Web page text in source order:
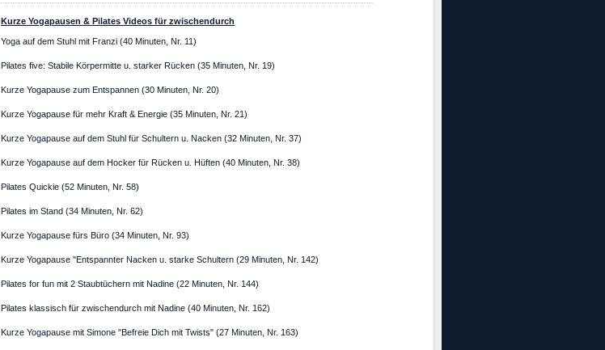
Kurze Yogapausen & Pilates Videos für zwischendurch
Yoga auf dem Stuhl mit Franzi (40 Minuten, Nr. 11)
Pilates five: Stabile Körpermitte u. starker Rücken (35 Minuten, Nr. 19)
Kurze Yogapause zum Entspannen (30 Minuten, Nr. 20)
Kurze Yogapause für mehr Kraft & Energie (35 Minuten, Nr. 21)
Kurze Yogapause auf dem Stuhl für Schultern u. Nacken (32 Minuten, Nr. 37)
Kurze Yogapause auf dem Hocker für Rücken u. Hüften (40 Minuten, Nr. 38)
Pilates Quickie (52 Minuten, Nr. 58)
Pilates im Stand (34 Minuten, Nr. 62)
Kurze Yogapause fürs Büro (34 Minuten, Nr. 93)
Kurze Yogapause "Entspannter Nacken u. starke Schultern (29 Minuten, Nr. 142)
Pilates for fun mit 2 Staubtüchern mit Nadine (22 Minuten, Nr. 144)
Pilates klassisch für zwischendurch mit Nadine (40 Minuten, Nr. 162)
Kurze Yogapause mit Simone "Befreie Dich mit Twists" (27 Minuten, Nr. 163)